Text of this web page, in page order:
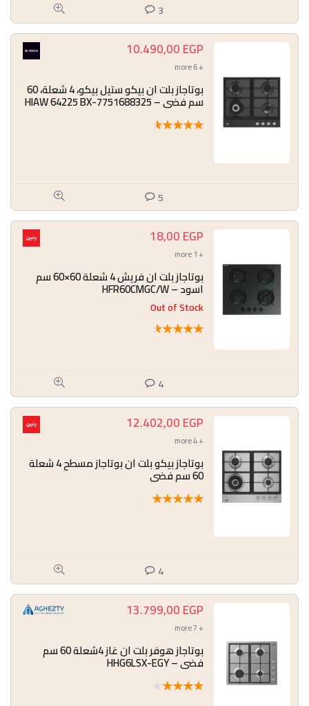
3
10.490,00EGP
+ 6 more
بوتاجاز بلت ان بيكو ستيل بيكو، 4 شعلة، 60
سم فضي – HIAW 64225 BX-7751688325
★
★
★
★
★
5
18,00EGP
+ 1 more
بوتاجاز بلت ان فريش 4 شعلة 60×60 سم
اسود – HFR60CMGC/W
Out of Stock
★
★
★
★
★
4
12.402,00EGP
+ 4 more
بوتاجاز بيكو بلت ان بوتاجاز مسطح 4 شعلة
60 سم فضي
★
★
★
★
★
4
13.799,00EGP
+ 7 more
بوتاجاز هوفر بلت ان غاز 4شعلة 60 سم
فضي – HHG6LSX-EGY
★
★
★
★